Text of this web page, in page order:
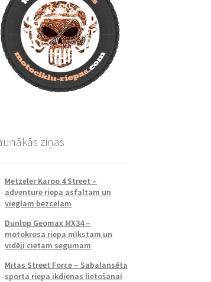
ziņas
Metzeler Karoo 4 Street –
adventure riepa asfaltam un
vieglam bezceļam
Dunlop Geomax MX34 –
motokrosa riepa mīkstam un
vidēji cietam segumam
Mitas Street Force – Sabalansēta
sporta riepa ikdienas lietošanai